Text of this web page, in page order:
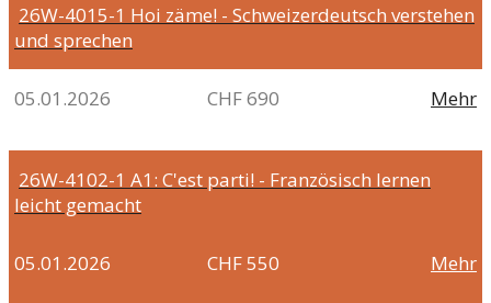
26W-4015-1 Hoi zäme! - Schweizerdeutsch verstehen
und sprechen
05.01.2026 CHF 690 Mehr
26W-4102-1 A1: C'est parti! - Französisch lernen
leicht gemacht
05.01.2026 CHF 550 Mehr